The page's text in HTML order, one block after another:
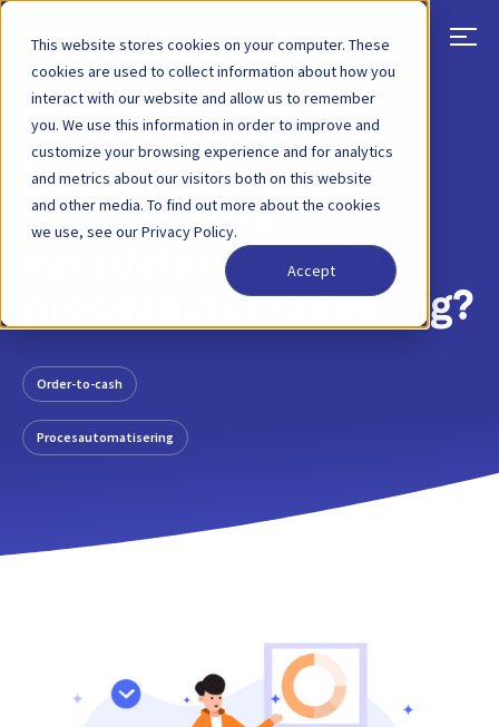
This website stores cookies on your computer. These
cookies are used to collect information about how you
interact with our website and allow us to remember
you. We use this information in order to improve and
customize your browsing experience and for analytics
and metrics about our visitors both on this website
and other media. To find out more about the cookies
we use, see our Privacy Policy.
Accept
TERUG BLOGBERICHT 20 MEI 2022
Wat zijn de
belangrijkste
voordelen van O2C-
procesautomatisering?
Order-to-cash
Procesautomatisering